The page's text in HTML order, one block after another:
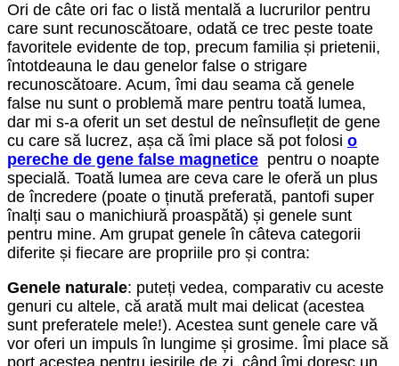
Ori de câte ori fac o listă mentală a lucrurilor pentru
care sunt recunoscătoare, odată ce trec peste toate
favoritele evidente de top, precum familia și prietenii,
întotdeauna le dau genelor false o strigare
recunoscătoare. Acum, îmi dau seama că genele
false nu sunt o problemă mare pentru toată lumea,
dar mi s-a oferit un set destul de neînsuflețit de gene
cu care să lucrez, așa că îmi place să pot folosi o
pereche de gene false magnetice pentru o noapte
specială. Toată lumea are ceva care le oferă un plus
de încredere (poate o ținută preferată, pantofi super
înalți sau o manichiură proaspătă) și genele sunt
pentru mine. Am grupat genele în câteva categorii
diferite și fiecare are propriile pro și contra:
Genele naturale: puteți vedea, comparativ cu aceste
genuri cu altele, că arată mult mai delicat (acestea
sunt preferatele mele!). Acestea sunt genele care vă
vor oferi un impuls în lungime și grosime. Îmi place să